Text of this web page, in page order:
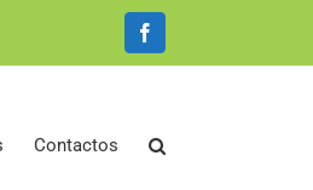
Facebook
Contactos